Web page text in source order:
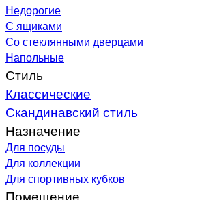
Недорогие
С ящиками
Со стеклянными дверцами
Напольные
Стиль
Классические
Скандинавский стиль
Назначение
Для посуды
Для коллекции
Для спортивных кубков
Помещение